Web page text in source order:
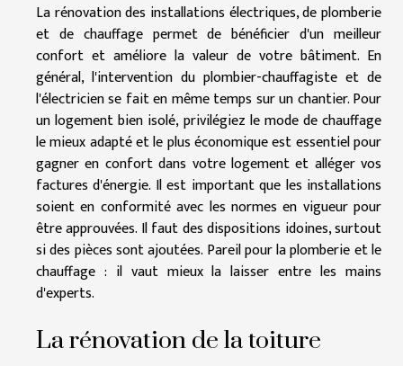
La rénovation des installations électriques, de plomberie
et de chauffage permet de bénéficier d'un meilleur
confort et améliore la valeur de votre bâtiment. En
général, l'intervention du plombier-chauffagiste et de
l'électricien se fait en même temps sur un chantier. Pour
un logement bien isolé, privilégiez le mode de chauffage
le mieux adapté et le plus économique est essentiel pour
gagner en confort dans votre logement et alléger vos
factures d'énergie. Il est important que les installations
soient en conformité avec les normes en vigueur pour
être approuvées. Il faut des dispositions idoines, surtout
si des pièces sont ajoutées. Pareil pour la plomberie et le
chauffage : il vaut mieux la laisser entre les mains
d'experts.
La rénovation de la toiture